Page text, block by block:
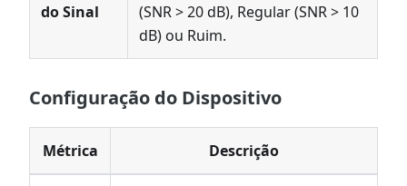
do Sinal
(SNR > 20 dB), Regular (SNR > 10
dB) ou Ruim.
Configuração do Dispositivo
Métrica Descrição